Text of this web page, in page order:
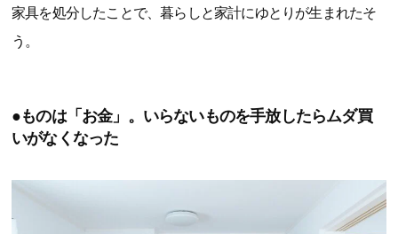
家具を処分したことで、暮らしと家計にゆとりが生まれたそ
う。
●ものは「お金」。いらないものを手放したらムダ買
いがなくなった